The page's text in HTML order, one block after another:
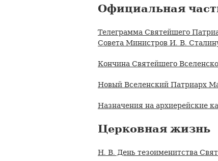
Официальная
Телеграмма Святейшего
Совета Министров И. В.
Кончина Святейшего
Новый Вселенский Патриарх
Назначения на архиерейские
Церковная жизнь
Н. В. День тезоименитства